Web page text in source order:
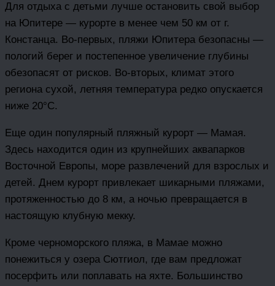
Для отдыха с детьми лучше остановить свой выбор
на Юпитере — курорте в менее чем 50 км от г.
Констанца. Во-первых, пляжи Юпитера безопасны —
пологий берег и постепенное увеличение глубины
обезопасят от рисков. Во-вторых, климат этого
региона сухой, летняя температура редко опускается
ниже 20°С.
Еще один популярный пляжный курорт — Мамая.
Здесь находится один из крупнейших аквапарков
Восточной Европы, море развлечений для взрослых и
детей. Днем курорт привлекает шикарными пляжами,
протяженностью до 8 км, а ночью превращается в
настоящую клубную мекку.
Кроме черноморского пляжа, в Мамае можно
понежиться у озера Сютгиол, где вам предложат
посерфить или поплавать на яхте. Большинство